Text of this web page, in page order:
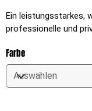
Ein leistungsstarkes,
professionelle und
Farbe